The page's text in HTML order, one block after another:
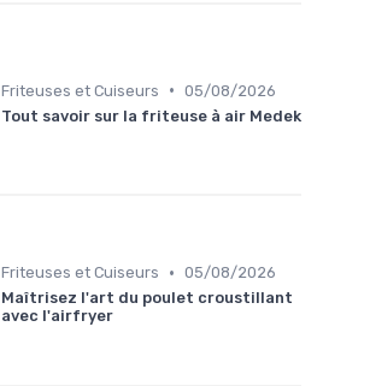
Friteuses et Cuiseurs • 05/08/2026
Tout savoir sur la friteuse à air Medek
Friteuses et Cuiseurs • 05/08/2026
Maîtrisez l'art du poulet croustillant
avec l'airfryer